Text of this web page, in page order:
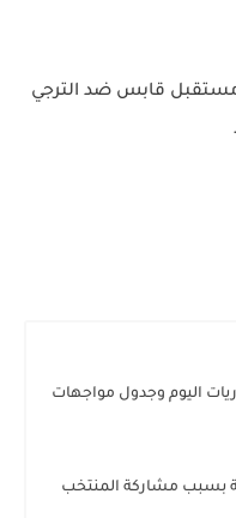
قابس ضد الترجي
اليوم وجدول مواجهات
بسبب مشاركة المنتخب